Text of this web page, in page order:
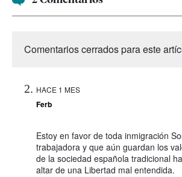
Comentarios cerrados para este
HACE 1 MES
Ferb
Estoy en favor de toda inmigración
trabajadora y que aún guardan los
de la sociedad española tradicional
altar de una Libertad mal entendida.